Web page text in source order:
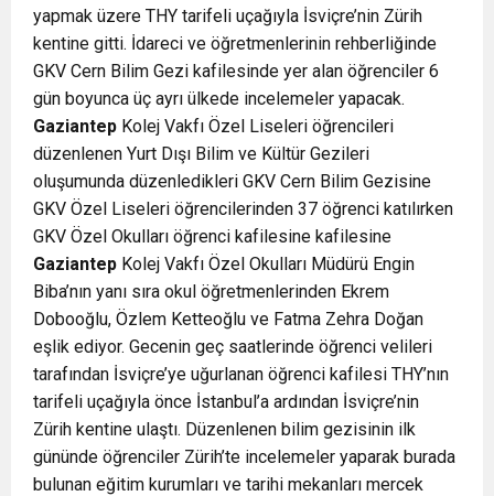
yapmak üzere THY tarifeli uçağıyla İsviçre’nin Zürih
kentine gitti. İdareci ve öğretmenlerinin rehberliğinde
GKV Cern Bilim Gezi kafilesinde yer alan öğrenciler 6
gün boyunca üç ayrı ülkede incelemeler yapacak.
Gaziantep Kolej Vakfı Özel Liseleri öğrencileri
düzenlenen Yurt Dışı Bilim ve Kültür Gezileri
oluşumunda düzenledikleri GKV Cern Bilim Gezisine
GKV Özel Liseleri öğrencilerinden 37 öğrenci katılırken
GKV Özel Okulları öğrenci kafilesine kafilesine
Gaziantep Kolej Vakfı Özel Okulları Müdürü Engin
Biba’nın yanı sıra okul öğretmenlerinden Ekrem
Dobooğlu, Özlem Ketteoğlu ve Fatma Zehra Doğan
eşlik ediyor. Gecenin geç saatlerinde öğrenci velileri
tarafından İsviçre’ye uğurlanan öğrenci kafilesi THY’nın
tarifeli uçağıyla önce İstanbul’a ardından İsviçre’nin
Zürih kentine ulaştı. Düzenlenen bilim gezisinin ilk
gününde öğrenciler Zürih’te incelemeler yaparak burada
bulunan eğitim kurumları ve tarihi mekanları mercek